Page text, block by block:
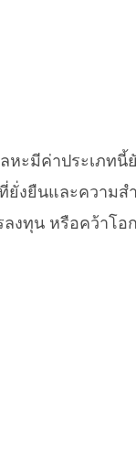
ะมีค่าประเภท
งยืนและความ
งทุน หรือคว้าโ